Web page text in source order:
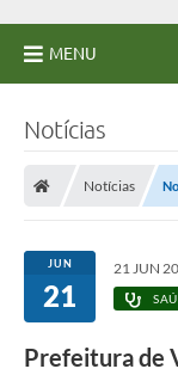
MENU
Licitações
Transparência
Concursos e
Notícias
Notícias
JUN
21
21 JUN
Prefeitura de